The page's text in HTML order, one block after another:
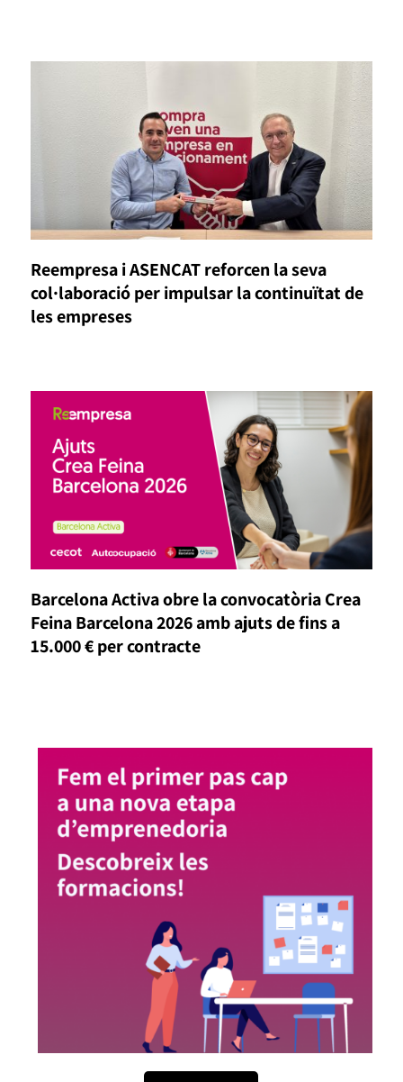
Reempresa i ASENCAT reforcen la seva
col·laboració per impulsar la continuïtat de
les empreses
Barcelona Activa obre la convocatòria Crea
Feina Barcelona 2026 amb ajuts de fins a
15.000 € per contracte